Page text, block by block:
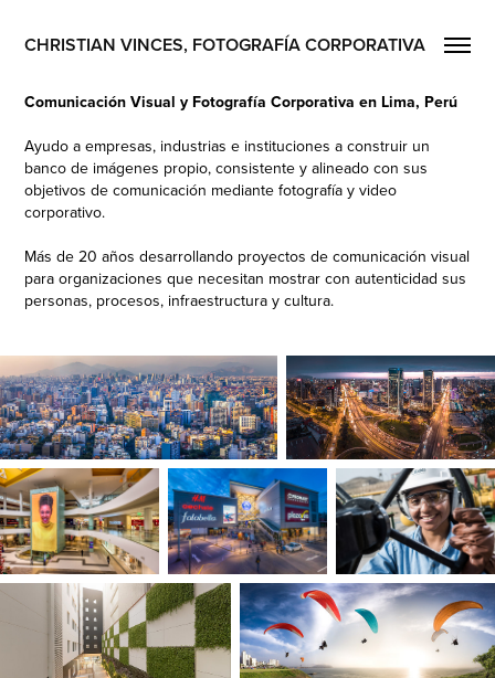
CHRISTIAN VINCES, FOTOGRAFÍA CORPORATIVA
Comunicación Visual y Fotografía Corporativa en Lima, Perú
Ayudo a empresas, industrias e instituciones a construir un
banco de imágenes propio, consistente y alineado con sus
objetivos de comunicación mediante fotografía y video
corporativo.
Más de 20 años desarrollando proyectos de comunicación visual
para organizaciones que necesitan mostrar con autenticidad sus
personas, procesos, infraestructura y cultura.